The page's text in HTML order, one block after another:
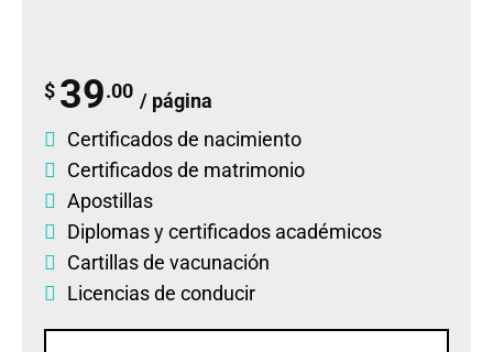
$ 39.00 / página
Certificados de nacimiento
Certificados de matrimonio
Apostillas
Diplomasycertificados académicos
Cartillas de vacunación
Licencias de conducir